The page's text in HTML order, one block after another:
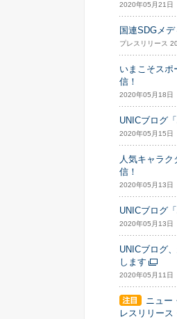
2020年05月21日
国連SDGメ
プレスリリース
いまこそス
信！
2020年05月18日
UNICブログ
2020年05月15日
人気キャラ
信！
2020年05月13日
UNICブログ
2020年05月13日
UNICブログ
します
2020年05月11日
ニュー
レスリリース